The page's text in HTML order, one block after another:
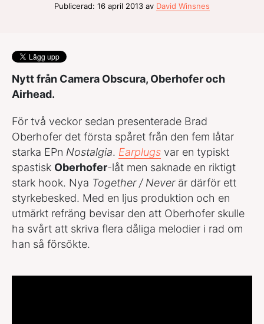
Publicerad: 16 april 2013 av David Winsnes
Nytt från Camera Obscura, Oberhofer och
Airhead.
För två veckor sedan presenterade Brad
Oberhofer det första spåret från den fem låtar
starka EPn Nostalgia. Earplugs var en typiskt
spastisk Oberhofer-låt men saknade en riktigt
stark hook. Nya Together / Neverär därför ett
styrkebesked. Med en ljus produktion och en
utmärkt refräng bevisar den att Oberhofer skulle
ha svårt att skriva flera dåliga melodier i rad om
han så försökte.